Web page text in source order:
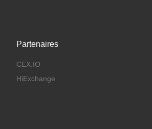
Partenaires
CEX.IO
HiExchange